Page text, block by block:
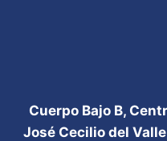
Cuerpo Bajo B,
José Cecilio del